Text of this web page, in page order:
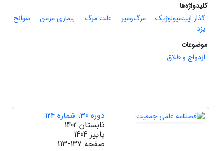
کلیدواژه‌ها
گذار اپیدمیولوژیک
مرگ‌ومیر علت مرگ بیماری مزمن
سوانح
یزد
موضوعات
ازدواج و طلاق
دوره 30، شماره 124
تابستان 1402
پاییز 1404
صفحه 113-137